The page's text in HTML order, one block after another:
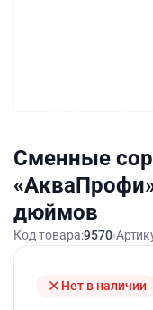
Сменные
дюймов
Код товара:9570
Нет в наличии